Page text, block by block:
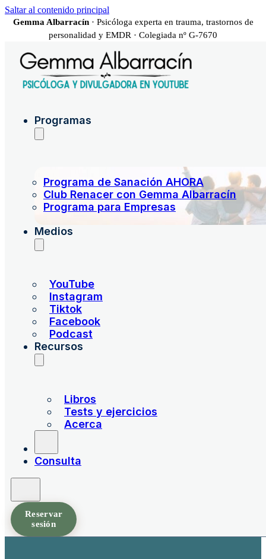
Saltar al contenido principal
Gemma Albarracín· Psicóloga experta en trauma, trastornos de
personalidad y EMDR · Colegiada nº G-7670
Programas
Programa de Sanación AHORA
Club Renacer con Gemma Albarracín
Programa para Empresas
Medios
YouTube
Instagram
Tiktok
Facebook
Podcast
Recursos
Libros
Tests y ejercicios
Acerca
Consulta
Reservar
sesión